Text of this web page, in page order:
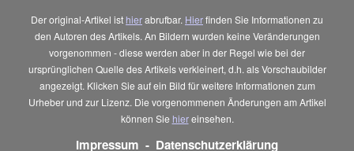
Der original-Artikel ist hierabrufbar. Hierfinden Sie Informationen zu
den Autoren des Artikels. An Bildern wurden keine Veränderungen
vorgenommen - diese werden aber in der Regel wie bei der
ursprünglichen Quelle des Artikels verkleinert, d.h. als Vorschaubilder
angezeigt. Klicken Sie auf ein Bild für weitere Informationen zum
Urheber und zur Lizenz. Die vorgenommenen Änderungen am Artikel
können Sie hiereinsehen.
Impressum - Datenschutzerklärung